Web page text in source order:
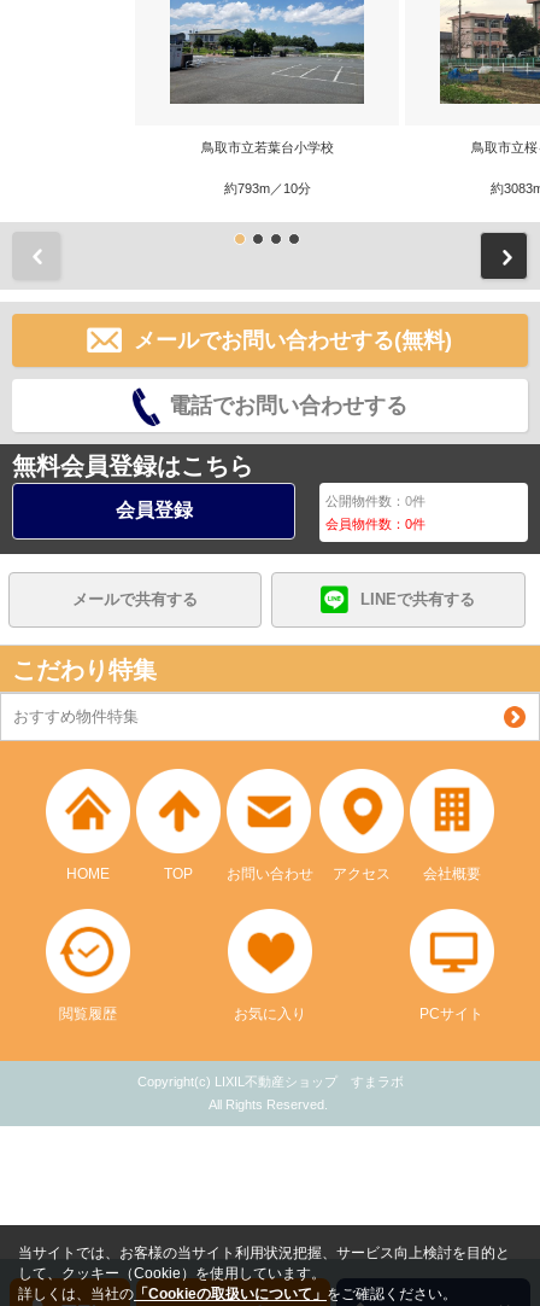
鳥取市立若葉台小学校
約793m／10分
鳥取市立
約
メールでお問い合わせする(無料)
電話でお問い合わせする
無料会員登録はこちら
会員登録 公開物件数：0件
会員物件数：0件
メールで共有する LINEで共有する
こだわり特集
おすすめ物件特集
HOME TOP お問い合わせ アクセス 会社概要
閲覧履歴 お気に入り PCサイト
Copyright(c) LIXIL不動産ショップ すまラボ
All Rights Reserved.
当サイトでは、お客様の当サイト利用状況把握、サービス向上検討を目的と
して、クッキー（Cookie）を使用しています。
詳しくは、当社の 「Cookieの取扱いについて」 をご確認ください。